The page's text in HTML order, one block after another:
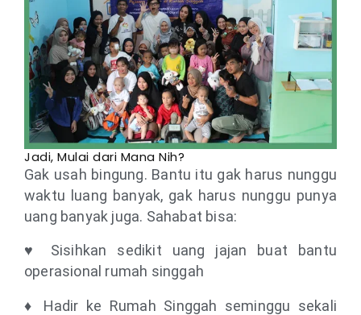
Jadi, Mulai dari Mana Nih?
Gak usah bingung. Bantu itu gak harus nunggu
waktu luang banyak, gak harus nunggu punya
uang banyak juga. Sahabat bisa:
♥ Sisihkan sedikit uang jajan buat bantu
operasional rumah singgah
♦ Hadir ke Rumah Singgah seminggu sekali